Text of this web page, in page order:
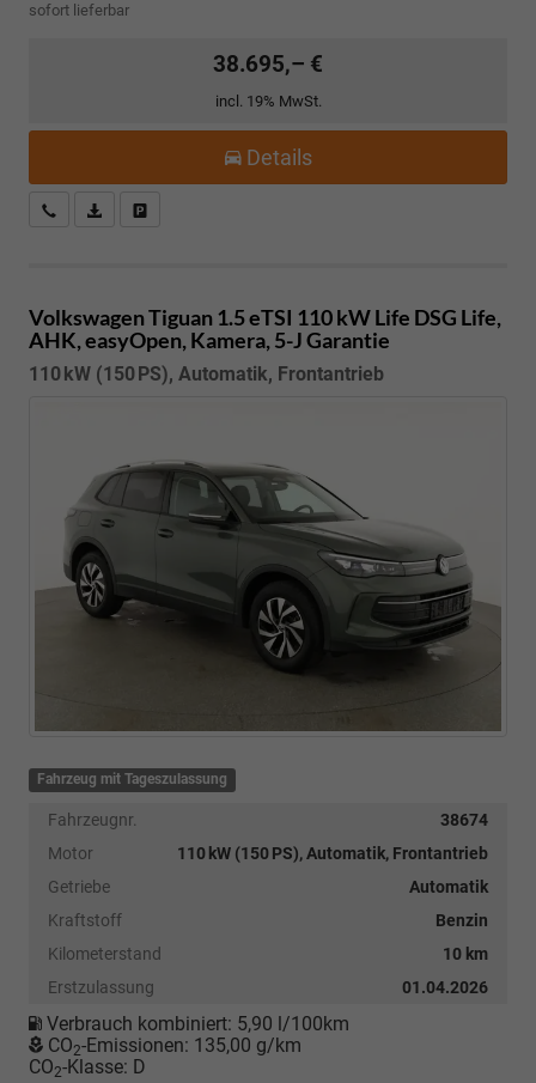
sofort lieferbar
38.695,– €
incl. 19% MwSt.
Details
Kostenloser Rückruf-Service
PDF-Datei, Fahrzeugexposé drucken
Volkswagen Tiguan1.5 eTSI 110 kW Life DSG Life,
AHK, easyOpen, Kamera, 5-J Garantie
110 kW (150 PS), Automatik, Frontantrieb
Fahrzeug mit Tageszulassung
Fahrzeugnr.
38674
Motor
110 kW (150 PS), Automatik, Frontantrieb
Getriebe
Automatik
Kraftstoff
Benzin
Kilometerstand
10 km
Erstzulassung
01.04.2026
Verbrauch kombiniert: 5,90 l/100km
CO2-Emissionen: 135,00 g/km
CO2-Klasse: D